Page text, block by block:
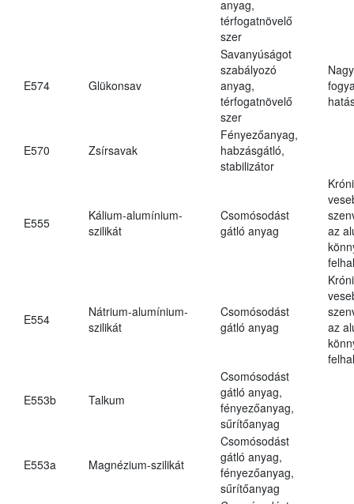
anyag,
térfogatnövelő
szer
E574 Glükonsav
Savanyúságot
szabályozó
anyag,
térfogatnövelő
szer
E570 Zsírsavak
Fényezőanyag,
habzásgátló,
stabilizátor
E555
Kálium-alumínium-
szilikát
Csomósodást
gátló anyag
az
E554
Nátrium-alumínium-
szilikát
Csomósodást
gátló anyag
az
E553b Talkum
Csomósodást
gátló anyag,
fényezőanyag,
sűrítőanyag
E553a Magnézium-szilikát
Csomósodást
gátló anyag,
fényezőanyag,
sűrítőanyag